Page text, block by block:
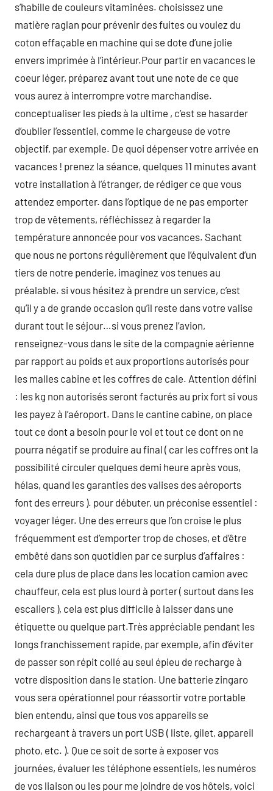
s’habille de couleurs vitaminées. choisissez une
matière raglan pour prévenir des fuites ou voulez du
coton effaçable en machine qui se dote d’une jolie
envers imprimée à l’intérieur.Pour partir en vacances le
coeur léger, préparez avant tout une note de ce que
vous aurez à interrompre votre marchandise.
conceptualiser les pieds à la ultime , c’est se hasarder
d’oublier l’essentiel, comme le chargeuse de votre
objectif, par exemple. De quoi dépenser votre arrivée en
vacances ! prenez la séance, quelques 11 minutes avant
votre installation à l’étranger, de rédiger ce que vous
attendez emporter. dans l’optique de ne pas emporter
trop de vêtements, réfléchissez à regarder la
température annoncée pour vos vacances. Sachant
que nous ne portons régulièrement que l’équivalent d’un
tiers de notre penderie, imaginez vos tenues au
préalable. si vous hésitez à prendre un service, c’est
qu’il y a de grande occasion qu’il reste dans votre valise
durant tout le séjour…si vous prenez l’avion,
renseignez-vous dans le site de la compagnie aérienne
par rapport au poids et aux proportions autorisés pour
les malles cabine et les coffres de cale. Attention défini
: les kg non autorisés seront facturés au prix fort si vous
les payez à l’aéroport. Dans le cantine cabine, on place
tout ce dont a besoin pour le vol et tout ce dont on ne
pourra négatif se produire au final ( car les coffres ont la
possibilité circuler quelques demi heure après vous,
hélas, quand les garanties des valises des aéroports
font des erreurs ). pour débuter, un préconise essentiel :
voyager léger. Une des erreurs que l’on croise le plus
fréquemment est d’emporter trop de choses, et d’être
embêté dans son quotidien par ce surplus d’affaires :
cela dure plus de place dans les location camion avec
chauffeur, cela est plus lourd à porter ( surtout dans les
escaliers ), cela est plus difficile à laisser dans une
étiquette ou quelque part.Très appréciable pendant les
longs franchissement rapide, par exemple, afin d’éviter
de passer son répit collé au seul épieu de recharge à
votre disposition dans le station. Une batterie zingaro
vous sera opérationnel pour réassortir votre portable
bien entendu, ainsi que tous vos appareils se
rechargeant à travers un port USB ( liste, gilet, appareil
photo, etc. ). Que ce soit de sorte à exposer vos
journées, évaluer les téléphone essentiels, les numéros
de vos liaison ou les pour me joindre de vos hôtels, voici